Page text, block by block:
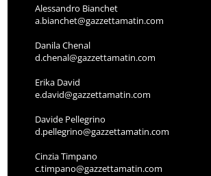
Alessandro Bianchet
a.bianchet@gazzettamatin.com
Danila Chenal
d.chenal@gazzettamatin.com
Erika David
e.david@gazzettamatin.com
Davide Pellegrino
d.pellegrino@gazzettamatin.com
Cinzia Timpano
c.timpano@gazzettamatin.com